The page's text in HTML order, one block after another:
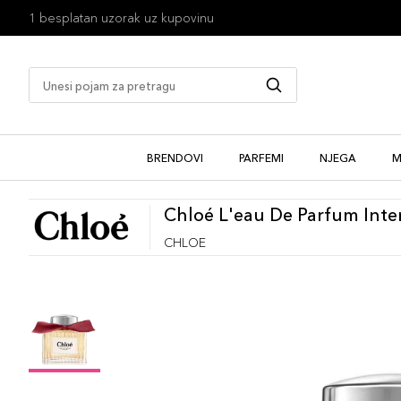
1 besplatan uzorak uz kupovinu
BRENDOVI PARFEMI NJEGA
Chloé L'eau De Parfum
CHLOE